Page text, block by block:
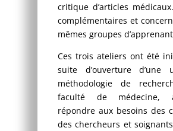
critique d’articles
complémentaires et
mêmes groupes
Ces trois ateliers ont été
suite d’ouverture d’une
méthodologie de
faculté de médecine,
répondre aux besoins des
des chercheurs et